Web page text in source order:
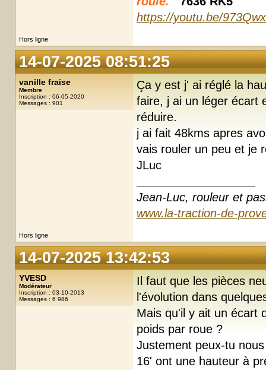
https://youtu.be/
Hors ligne
14-07-2025 08:51:25
vanille fraise
Membre
Inscription : 06-05-2020
Messages : 901
Ça y est j' ai réglé la
faire, j ai un léger écart
réduire.
j ai fait 48kms apres
vais rouler un peu et je
JLuc
Jean-Luc, rouleur et
www.la-traction-de-
Hors ligne
14-07-2025 13:42:53
YVESD
Modérateur
Inscription : 03-10-2013
Messages : 6 986
Il faut que les pièces
l'évolution dans
Mais qu'il y ait un écart
poids par roue ?
Justement peux-tu
16' ont une hauteur à